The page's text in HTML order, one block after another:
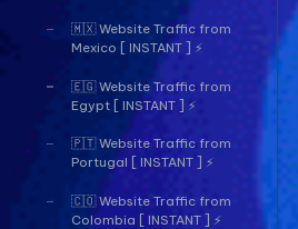
🇲🇽 Website Traffic from
Mexico [ INSTANT ] ⚡
🇪🇬 Website Traffic from
Egypt [ INSTANT ] ⚡
🇵🇹 Website Traffic from
Portugal [ INSTANT ] ⚡
🇨🇴 Website Traffic from
Colombia [ INSTANT ] ⚡